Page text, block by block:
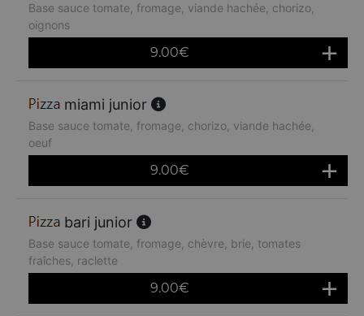
Base sauce tomate, fromage, viande hachée, chorizo,
oignons
9.00€
miami junior
Base sauce tomate, fromage, chorizo, viande hachée,
oeuf
9.00€
bari junior
Base sauce tomate, fromage, chèvre, brie, tomates
fraîches, raclette
9.00€